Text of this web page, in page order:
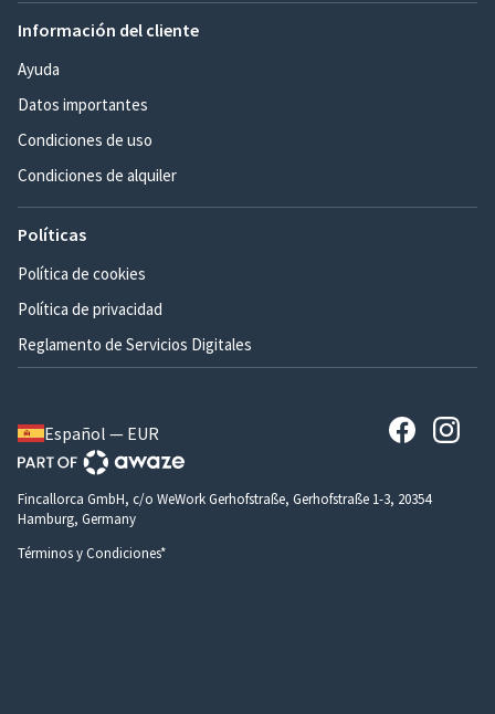
Información del cliente
Ayuda
Datos importantes
Condiciones de uso
Condiciones de alquiler
Políticas
Política de cookies
Política de privacidad
Reglamento de Servicios Digitales
Español — EUR
Fincallorca GmbH, c/o WeWork Gerhofstraße, Gerhofstraße 1-3, 20354
Hamburg, Germany
Términos y Condiciones*